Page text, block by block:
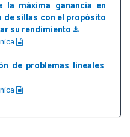
la máxima ganancia en
de sillas con el propósito
su rendimiento
de problemas lineales